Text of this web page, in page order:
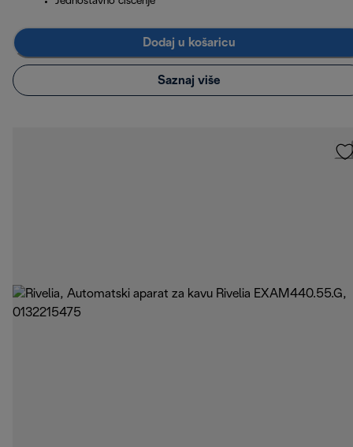
Dodaj u košaricu
Saznaj više